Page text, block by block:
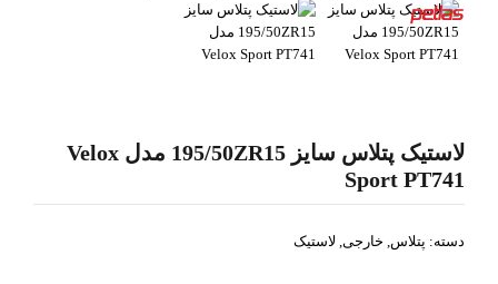
لاستیک پتلاس سایز 195/50ZR15 مدل Velox
Sport PT741
دسته: پتلاس, خارجی, لاستیک